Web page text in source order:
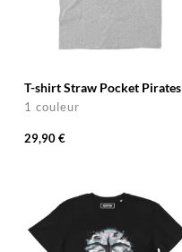
T-shirt Straw Pocket Pirates
1 couleur
29,90 €